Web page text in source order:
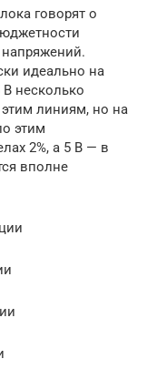
говорят о
идеально на
несколько
линиям, но на
этим
2%, а 5 В — в
вполне